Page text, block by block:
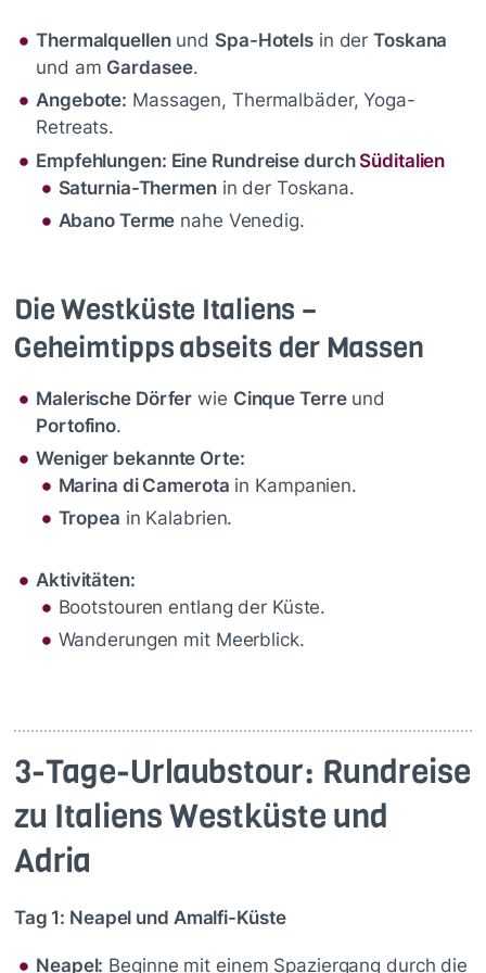
Thermalquellenund Spa-Hotelsin derToskana
und am Gardasee.
Angebote: Massagen, Thermalbäder, Yoga-
Retreats.
Empfehlungen: Eine Rundreise durchSüditalien
Saturnia-Thermenin der Toskana.
Abano Terme nahe Venedig.
Die Westküste Italiens –
Geheimtipps abseits der Massen
Malerische Dörfer wie Cinque Terreund
Portofino.
Weniger bekannte Orte:
Marina di Camerota in Kampanien.
Tropea in Kalabrien.
Aktivitäten:
Bootstouren entlang der Küste.
Wanderungen mit Meerblick.
3-Tage-Urlaubstour: Rundreise
zu Italiens Westküste und
Adria
Tag 1: Neapel und Amalfi-Küste
Neapel: Beginne mit einem Spaziergang durch die